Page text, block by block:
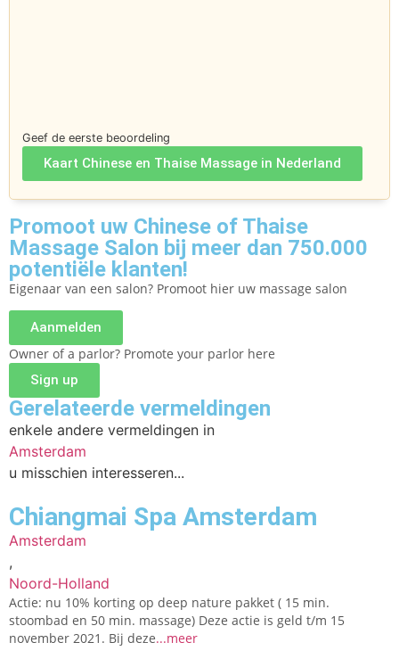
Geef de eerste beoordeling
Kaart Chinese en Thaise Massage in Nederland
Promoot uw Chinese of Thaise
Massage Salon bij meer dan 750.000
potentiële klanten!
Eigenaar van een salon? Promoot hier uw massage salon
Aanmelden
Owner of a parlor? Promote your parlor here
Sign up
Gerelateerde vermeldingen
enkele andere vermeldingen in
Amsterdam
u misschien interesseren...
Chiangmai Spa Amsterdam
Amsterdam
,
Noord-Holland
Actie: nu 10% korting op deep nature pakket ( 15 min.
stoombad en 50 min. massage) Deze actie is geld t/m 15
november 2021. Bij deze...meer